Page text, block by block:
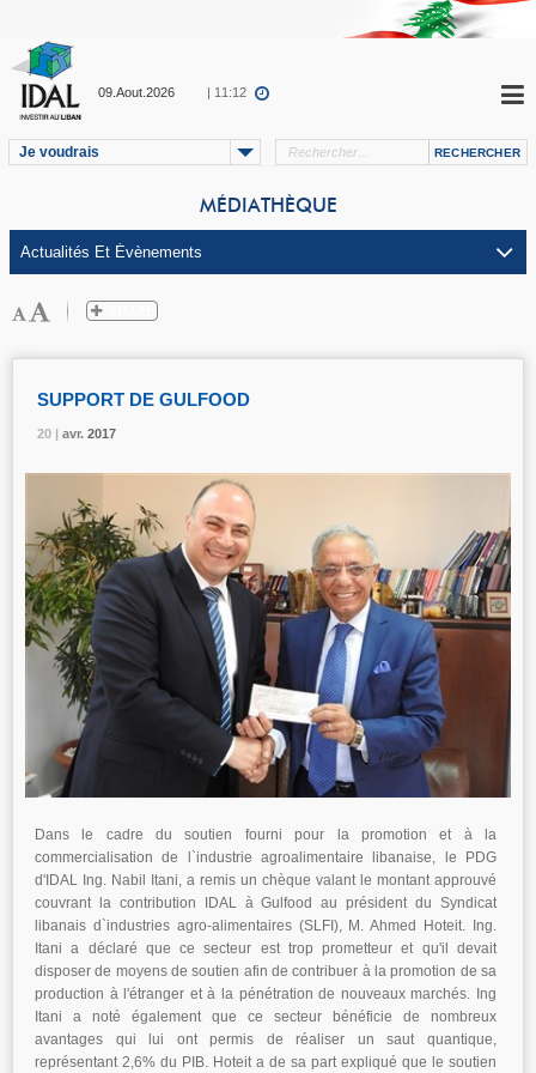
09.Aout.2026 | 11:12
Je voudrais
MÉDIATHÈQUE
20 | avr. 2017
SUPPORT DE GULFOOD
20 | avr. 2017
20 | avr. 2017
Dans le cadre du soutien fourni pour la promotion et à la
commercialisation de l`industrie agroalimentaire libanaise, le PDG
d'IDAL Ing. Nabil Itani, a remis un chèque valant le montant approuvé
couvrant la contribution IDAL à Gulfood au président du Syndicat
libanais d`industries agro-alimentaires (SLFI), M. Ahmed Hoteit. Ing.
Itani a déclaré que ce secteur est trop prometteur et qu'il devait
disposer de moyens de soutien afin de contribuer à la promotion de sa
production à l'étranger et à la pénétration de nouveaux marchés. Ing
Itani a noté également que ce secteur bénéficie de nombreux
avantages qui lui ont permis de réaliser un saut quantique,
représentant 2,6% du PIB. Hoteit a de sa part expliqué que le soutien